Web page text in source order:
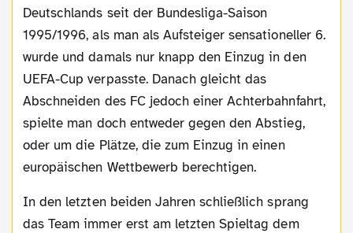
Deutschlands seit der Bundesliga-Saison
1995/1996, als man als Aufsteiger sensationeller 6.
wurde und damals nur knapp den Einzug in den
UEFA-Cup verpasste. Danach gleicht das
Abschneiden des FC jedoch einer Achterbahnfahrt,
spielte man doch entweder gegen den Abstieg,
oder um die Plätze, die zum Einzug in einen
europäischen Wettbewerb berechtigen.
In den letzten beiden Jahren schließlich sprang
das Team immer erst am letzten Spieltag dem